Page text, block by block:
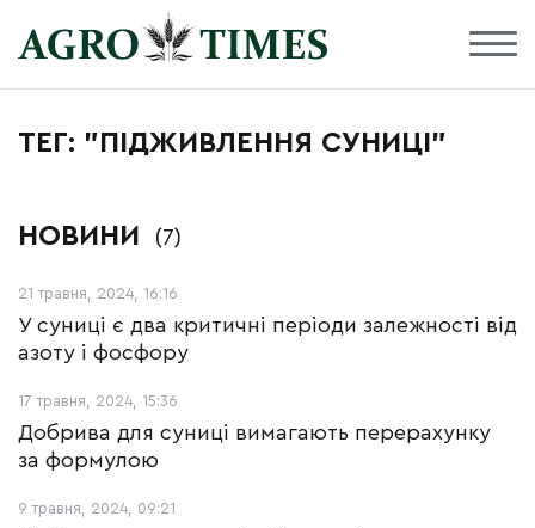
ТЕГ: "ПІДЖИВЛЕННЯ СУНИЦІ"
НОВИНИ (7)
21 травня, 2024, 16:16
У суниці є два критичні періоди залежності від
азоту і фосфору
17 травня, 2024, 15:36
Добрива для суниці вимагають перерахунку
за формулою
9 травня, 2024, 09:21